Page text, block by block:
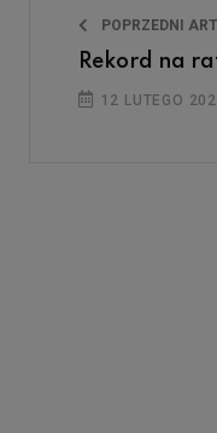
POPRZEDNI
Rekord na
12 LUTEGO